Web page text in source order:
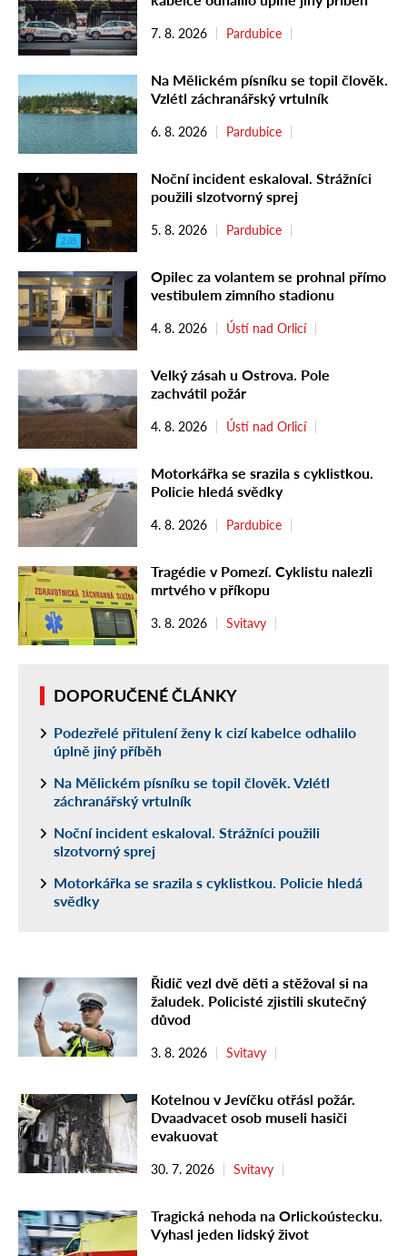
7. 8. 2026 Pardubice
Na Mělickém písníku se topil člověk.
Vzlétl záchranářský vrtulník
6. 8. 2026 Pardubice
Noční incident eskaloval. Strážníci
použili slzotvorný sprej
5. 8. 2026 Pardubice
Opilec za volantem se prohnal přímo
vestibulem zimního stadionu
4. 8. 2026 Ústí nad Orlicí
Velký zásah u Ostrova. Pole
zachvátil požár
4. 8. 2026 Ústí nad Orlicí
Motorkářka se srazila s cyklistkou.
Policie hledá svědky
4. 8. 2026 Pardubice
Tragédie v Pomezí. Cyklistu nalezli
mrtvého v příkopu
3. 8. 2026 Svitavy
DOPORUČENÉ ČLÁNKY
Podezřelé přitulení ženy k cizí kabelce odhalilo
úplně jiný příběh
Na Mělickém písníku se topil člověk. Vzlétl
záchranářský vrtulník
Noční incident eskaloval. Strážníci použili
slzotvorný sprej
Motorkářka se srazila s cyklistkou. Policie hledá
svědky
Řidič vezl dvě děti a stěžoval si na
žaludek. Policisté zjistili skutečný
důvod
3. 8. 2026 Svitavy
Kotelnou v Jevíčku otřásl požár.
Dvaadvacet osob museli hasiči
evakuovat
30. 7. 2026 Svitavy
Tragická nehoda na Orlickoústecku.
Vyhasl jeden lidský život